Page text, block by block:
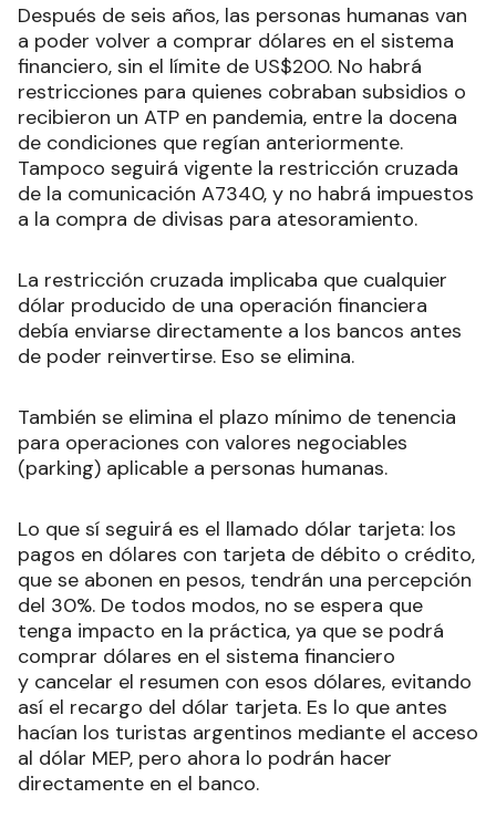
Después de seis años, las personas humanas van
a poder volver a comprar dólares en el sistema
financiero, sin el límite de US$200. No habrá
restricciones para quienes cobraban subsidios o
recibieron un ATP en pandemia, entre la docena
de condiciones que regían anteriormente.
Tampoco seguirá vigente la restricción cruzada
de la comunicación A7340, y no habrá impuestos
a la compra de divisas para atesoramiento.
La restricción cruzada implicaba que cualquier
dólar producido de una operación financiera
debía enviarse directamente a los bancos antes
de poder reinvertirse. Eso se elimina.
También se elimina el plazo mínimo de tenencia
para operaciones con valores negociables
(parking) aplicable a personas humanas.
Lo que sí seguirá es el llamado dólar tarjeta: los
pagos en dólares con tarjeta de débito o crédito,
que se abonen en pesos, tendrán una percepción
del 30%. De todos modos, no se espera que
tenga impacto en la práctica, ya que se podrá
comprar dólares en el sistema financiero
y cancelar el resumen con esos dólares, evitando
así el recargo del dólar tarjeta. Es lo que antes
hacían los turistas argentinos mediante el acceso
al dólar MEP, pero ahora lo podrán hacer
directamente en el banco.